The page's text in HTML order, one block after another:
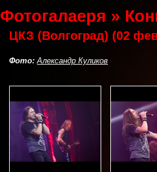
Фотогалаеря »
ЦКЗ (Волгоград) (02
Фото: Александр Куликов